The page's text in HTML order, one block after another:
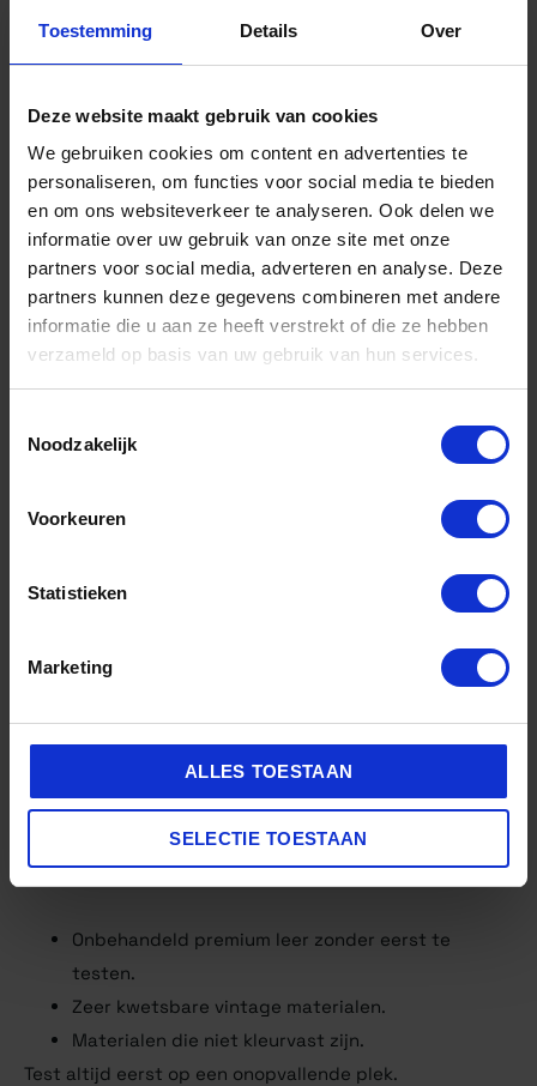
Toestemming Details Over
Deze website maakt gebruik van cookies
We gebruiken cookies om content en advertenties te
personaliseren, om functies voor social media te bieden
en om ons websiteverkeer te analyseren. Ook delen we
informatie over uw gebruik van onze site met onze
partners voor social media, adverteren en analyse. Deze
partners kunnen deze gegevens combineren met andere
informatie die u aan ze heeft verstrekt of die ze hebben
verzameld op basis van uw gebruik van hun services.
Noodzakelijk
Voorkeuren
Statistieken
Marketing
ALLES TOESTAAN
SELECTIE TOESTAAN
Voor kleine vlekken of lichte vervuiling:
Wrijf zachtjes met de Eraser over de vervuilde
plek.
Borstel eventuele resten weg.
Herhaal indien nodig.
Ideaal voor snelle touch-ups tussen grote
schoonmaakbeurten door.
GESCHIKT VOOR
✔ Leer
✔ Canvas
✔ Gebreide sneakers
✔ Rubber zolen
NIET AANBEVOLEN VOOR
Onbehandeld premium leer zonder eerst te
testen.
Zeer kwetsbare vintage materialen.
Materialen die niet kleurvast zijn.
Test altijd eerst op een onopvallende plek.